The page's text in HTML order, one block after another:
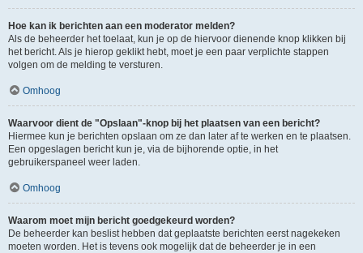
Hoe kan ik berichten aan een moderator melden?
Als de beheerder het toelaat, kun je op de hiervoor dienende knop klikken bij
het bericht. Als je hierop geklikt hebt, moet je een paar verplichte stappen
volgen om de melding te versturen.
Omhoog
Waarvoor dient de "Opslaan"-knop bij het plaatsen van een bericht?
Hiermee kun je berichten opslaan om ze dan later af te werken en te plaatsen.
Een opgeslagen bericht kun je, via de bijhorende optie, in het
gebruikerspaneel weer laden.
Omhoog
Waarom moet mijn bericht goedgekeurd worden?
De beheerder kan beslist hebben dat geplaatste berichten eerst nagekeken
moeten worden. Het is tevens ook mogelijk dat de beheerder je in een